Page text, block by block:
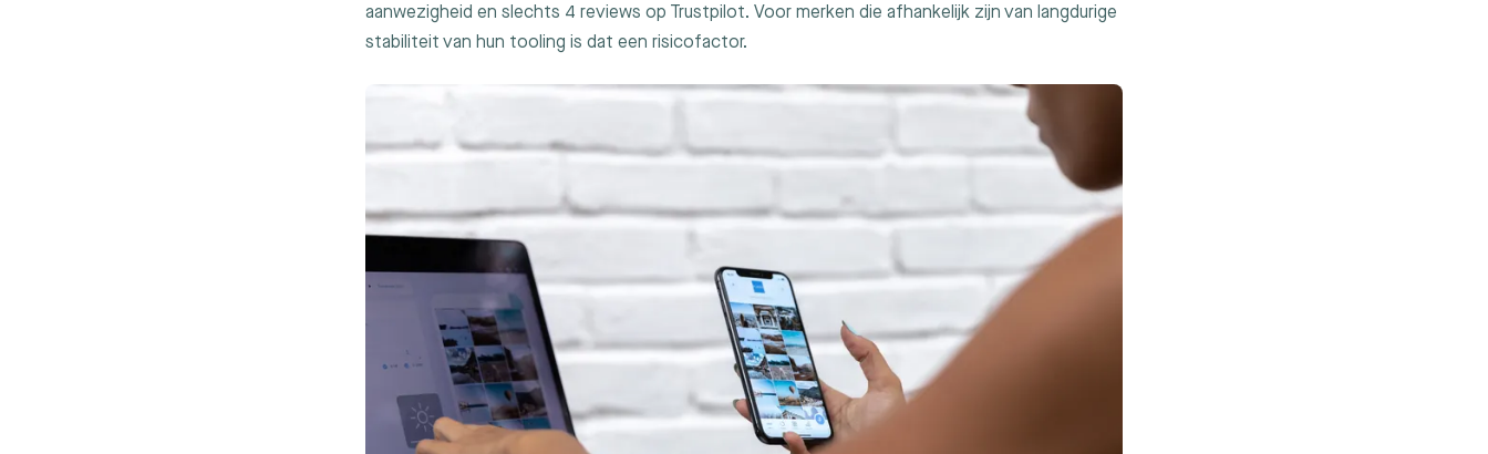
aanwezigheid en slechts 4 reviews op Trustpilot. Voor merken die afhankelijk zijn van langdurige
stabiliteit van hun tooling is dat een risicofactor.